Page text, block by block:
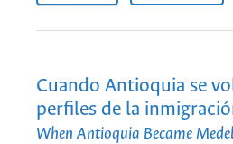
Cuando Antioquia se
perfiles de la
When Antioquia Became